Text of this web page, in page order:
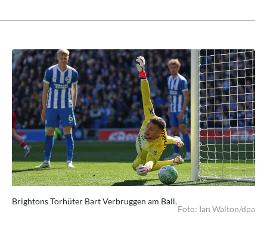
Brightons Torhüter Bart Verbruggen am Ball.
Foto: Ian Walton/dpa